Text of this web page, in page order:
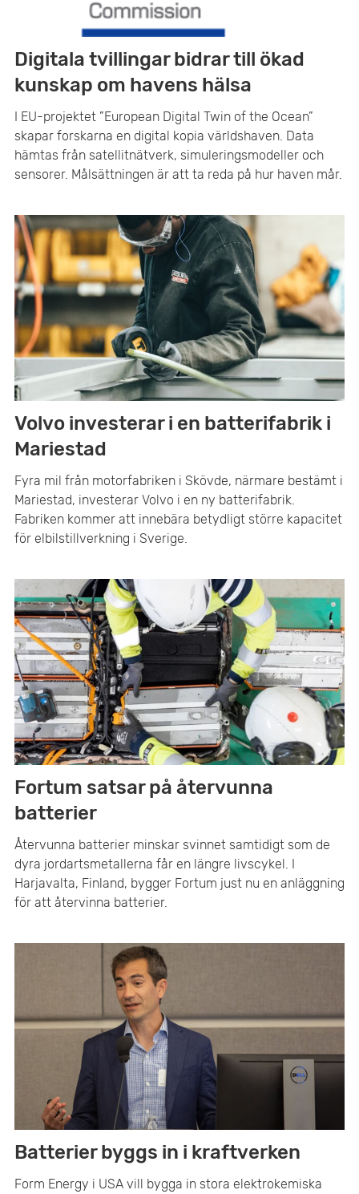
Digitala tvillingar bidrar till ökad
kunskap om havens hälsa
I EU-projektet ”European Digital Twin of the Ocean”
skapar forskarna en digital kopia världshaven. Data
hämtas från satellitnätverk, simuleringsmodeller och
sensorer. Målsättningen är att ta reda på hur haven mår.
Volvo investerar i en batterifabrik i
Mariestad
Fyra mil från motorfabriken i Skövde, närmare bestämt i
Mariestad, investerar Volvo i en ny batterifabrik.
Fabriken kommer att innebära betydligt större kapacitet
för elbilstillverkning i Sverige.
Fortum satsar på återvunna
batterier
Återvunna batterier minskar svinnet samtidigt som de
dyra jordartsmetallerna får en längre livscykel. I
Harjavalta, Finland, bygger Fortum just nu en anläggning
för att återvinna batterier.
Batterier byggs in i kraftverken
Form Energy i USA vill bygga in stora elektrokemiska